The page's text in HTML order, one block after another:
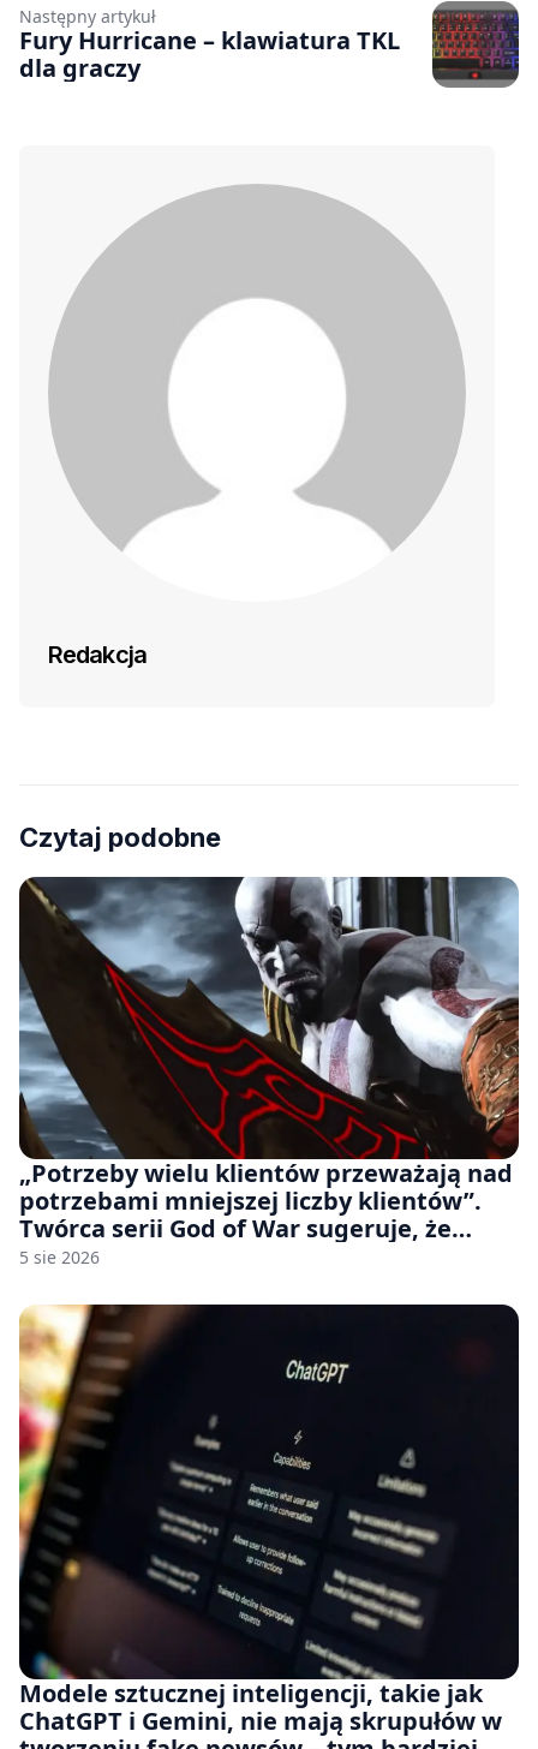
Następny artykuł
Fury Hurricane – klawiatura TKL
dla graczy
Redakcja
Czytaj podobne
„Potrzeby wielu klientów przeważają nad
potrzebami mniejszej liczby klientów”.
Twórca serii God of War sugeruje, że
rozumie, dlaczego Sony rezygnuje z gier
5 sie 2026
Modele sztucznej inteligencji, takie jak
ChatGPT i Gemini, nie mają skrupułów w